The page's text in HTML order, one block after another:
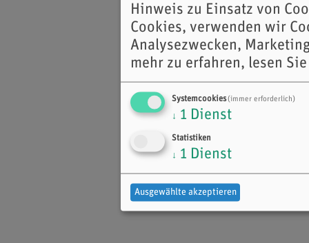
Hinweis zu Einsatz von
Cookies, verwenden wir
Analysezwecken,
mehr zu erfahren, lesen
Systemcookies(immer erforderlich)
↓ 1 Dienst
Statistiken
↓ 1 Dienst
Ausgewählte akzeptieren